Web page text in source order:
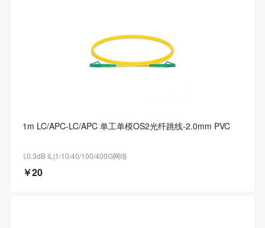
1m LC/APC-LC/APC 单工单模OS2光纤跳线-2.0mm PVC
≤0.3dB IL|1/10/40/100/400G网络
￥20